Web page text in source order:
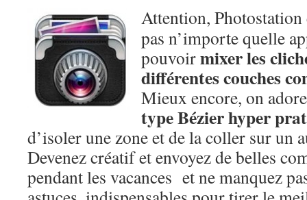
Attention, Photostation
pas n’importe quelle
pouvoirmixer les
différentes couches
Mieux encore, on
type Bézier hyper
d’isoler une zone et de la coller sur un
Devenez créatif et envoyez de belles
pendant les vacances et ne manquez